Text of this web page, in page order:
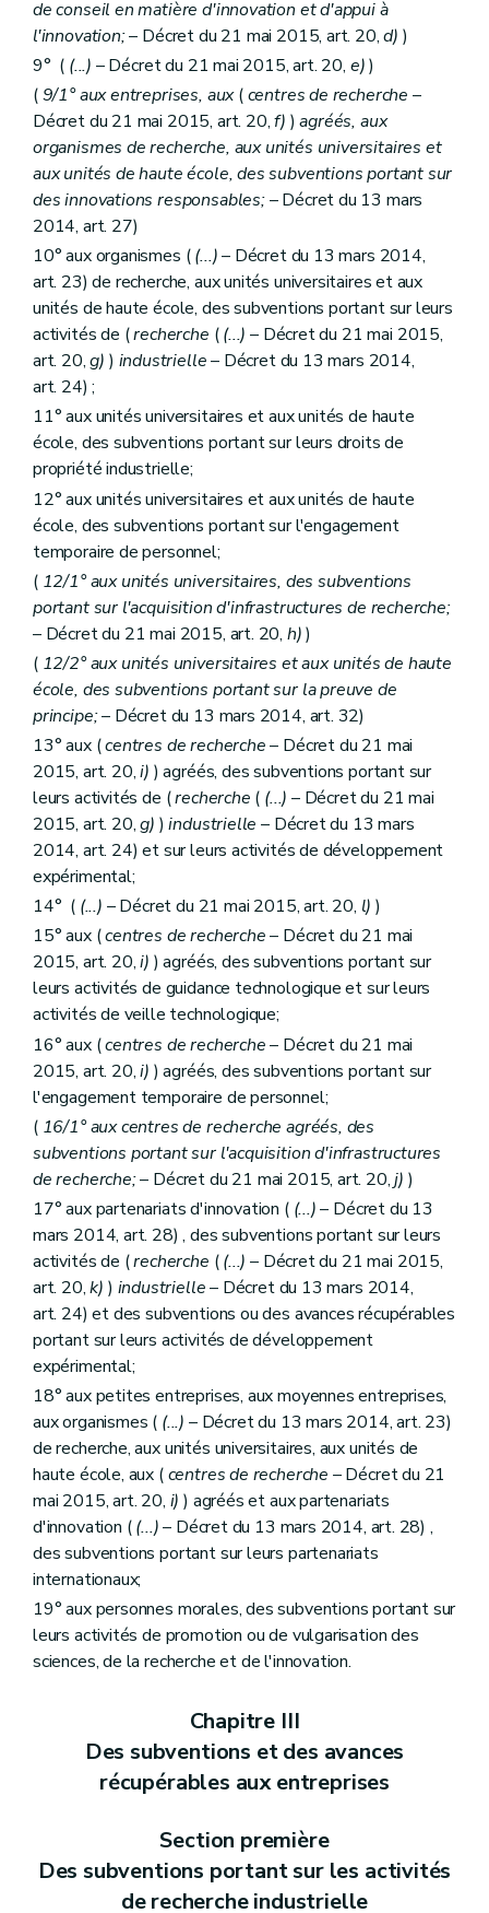
de conseil en matière d'innovation et d'appui à
l'innovation;– Décret du 21 mai 2015, art. 20,d) )
9° ( (...) – Décret du 21 mai 2015, art. 20, e))
(9/1° aux entreprises, aux(centres de recherche –
Décret du 21 mai 2015, art. 20,f) )agréés, aux
organismes de recherche, aux unités universitaires et
aux unités de haute école, des subventions portant sur
des innovations responsables;– Décret du 13 mars
2014, art. 27)
10° aux organismes ((...)– Décret du 13 mars 2014,
art. 23) de recherche, aux unités universitaires et aux
unités de haute école, des subventions portant sur leurs
activités de (recherche ((...) – Décret du 21 mai 2015,
art. 20,g) ) industrielle– Décret du 13 mars 2014,
art. 24) ;
11° aux unités universitaires et aux unités de haute
école, des subventions portant sur leurs droits de
propriété industrielle;
12° aux unités universitaires et aux unités de haute
école, des subventions portant sur l'engagement
temporaire de personnel;
( 12/1° aux unités universitaires, des subventions
portant sur l'acquisition d'infrastructures de recherche;
– Décret du 21 mai 2015, art. 20, h))
( 12/2° aux unités universitaires et aux unités de haute
école, des subventions portant sur la preuve de
principe;– Décret du 13 mars 2014, art. 32)
13° aux (centres de recherche– Décret du 21 mai
2015, art. 20,i) ) agréés, des subventions portant sur
leurs activités de (recherche ( (...) – Décret du 21 mai
2015, art. 20,g) )industrielle – Décret du 13 mars
2014, art. 24) et sur leurs activités de développement
expérimental;
14° ( (...) – Décret du 21 mai 2015, art. 20, l) )
15° aux (centres de recherche– Décret du 21 mai
2015, art. 20,i) ) agréés, des subventions portant sur
leurs activités de guidance technologique et sur leurs
activités de veille technologique;
16° aux (centres de recherche– Décret du 21 mai
2015, art. 20,i) ) agréés, des subventions portant sur
l'engagement temporaire de personnel;
( 16/1° aux centres de recherche agréés, des
subventions portant sur l'acquisition d'infrastructures
de recherche;– Décret du 21 mai 2015, art. 20,j) )
17° aux partenariats d'innovation ( (...)– Décret du 13
mars 2014, art. 28) , des subventions portant sur leurs
activités de (recherche ((...) – Décret du 21 mai 2015,
art. 20,k) ) industrielle– Décret du 13 mars 2014,
art. 24) et des subventions ou des avances récupérables
portant sur leurs activités de développement
expérimental;
18° aux petites entreprises, aux moyennes entreprises,
aux organismes ( (...) – Décret du 13 mars 2014, art. 23)
de recherche, aux unités universitaires, aux unités de
haute école, aux (centres de recherche – Décret du 21
mai 2015, art. 20, i) ) agréés et aux partenariats
d'innovation ((...)– Décret du 13 mars 2014, art. 28) ,
des subventions portant sur leurs partenariats
internationaux;
19° aux personnes morales, des subventions portant sur
leurs activités de promotion ou de vulgarisation des
sciences, de la recherche et de l'innovation.
Chapitre III
Des subventions et des avances
récupérables aux entreprises
Section première
Des subventions portant sur les activités
de recherche industrielle